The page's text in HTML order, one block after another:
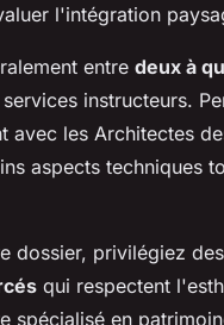
l'intégration
entre deux à
instructeurs.
les Architectes
aspects techniques
dossier, privilégiez
qui respectent
spécialisé en